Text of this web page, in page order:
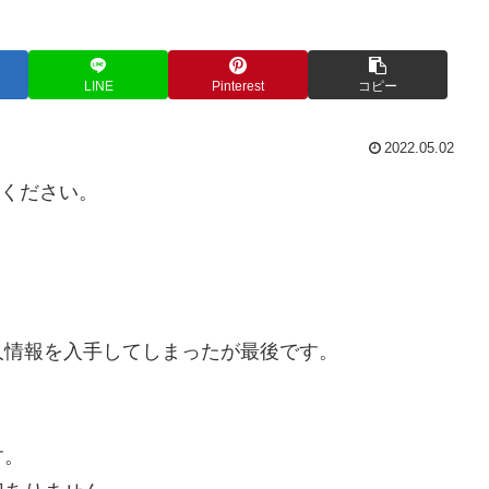
LINE Pinterest コピー
2022.05.02
ださい。
報を入手してしまったが最後です。